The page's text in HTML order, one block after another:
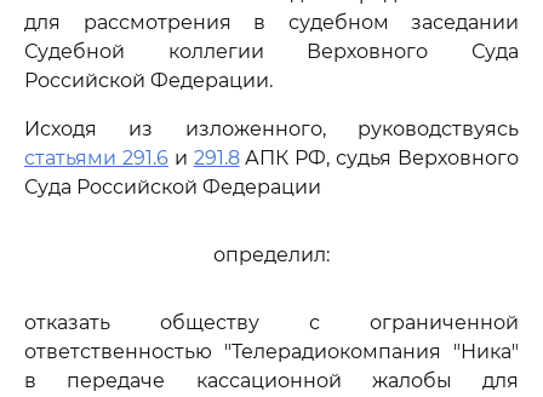
для рассмотрения в судебном заседании
Судебной коллегии Верховного Суда
Российской Федерации.
Исходя из изложенного, руководствуясь
статьями 291.6и 291.8АПК РФ, судья Верховного
Суда Российской Федерации
определил:
отказать обществу с ограниченной
ответственностью "Телерадиокомпания "Ника"
в передаче кассационной жалобы для